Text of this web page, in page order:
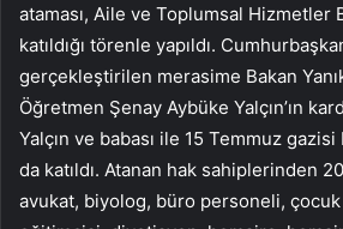
ataması, Aile ve Toplumsal Hizmetler
katıldığı törenle yapıldı.
gerçekleştirilen merasime Bakan
Öğretmen Şenay Aybüke Yalçın’ın
Yalçın ve babası ile 15 Temmuz
da katıldı. Atanan hak sahiplerinden
avukat, biyolog, büro personeli,